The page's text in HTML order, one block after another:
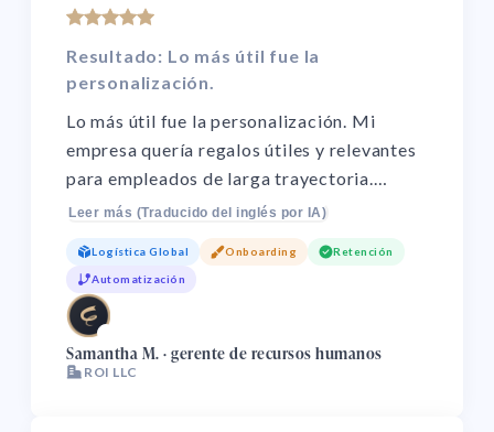
Resultado: Lo más útil fue la
personalización.
Lo más útil fue la personalización. Mi
empresa quería regalos útiles y relevantes
para empleados de larga trayectoria.
Giftpack IA les ofreció varias opciones
sentido para cada uno. El producto es fácil
de usar y gestiona los correos de
seguimiento en cada paso. Como muchos
empleados son independientes, el email fue
el mejor canal.
Leer más (Traducido del inglés por IA)
Logística Global Onboarding Retención
Automatización
🌏
Samantha M. · gerente de recursos humanos
ROI LLC